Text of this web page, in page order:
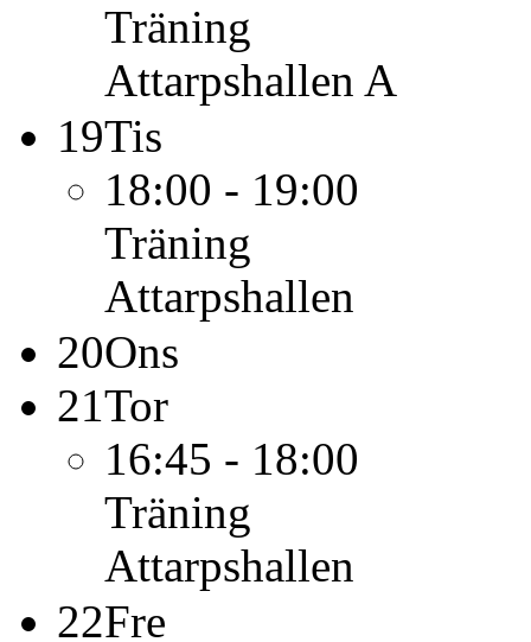
Träning
Attarpshallen A
19Tis
18:00 - 19:00
Träning
Attarpshallen
20Ons
21Tor
16:45 - 18:00
Träning
Attarpshallen
22Fre